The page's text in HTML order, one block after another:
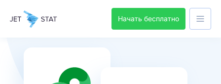
Начать бесплатно